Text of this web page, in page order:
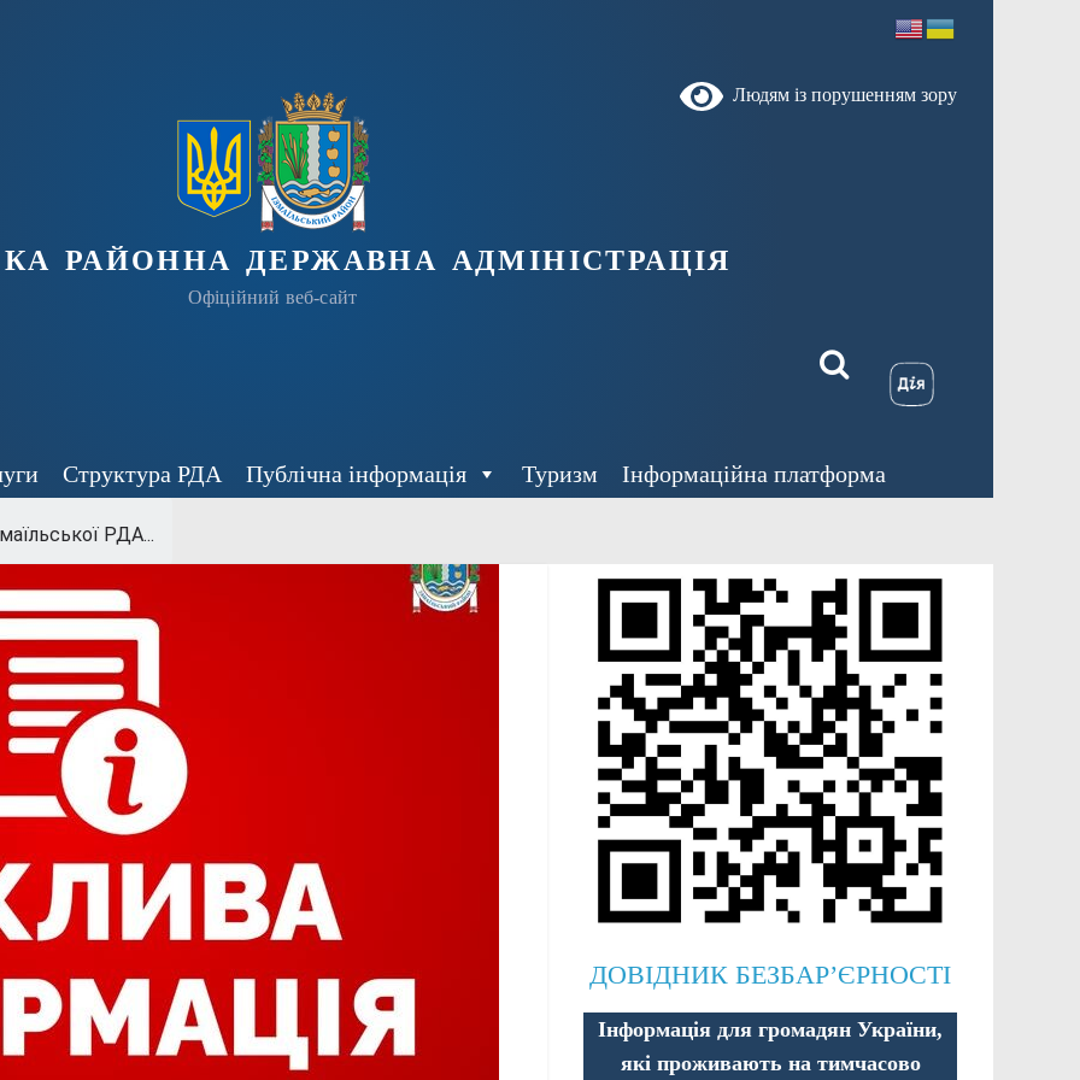
Людям із порушенням зору
районна державна адміністрація
Офіційний веб-сайт
Структура РДА Публічна інформація Туризм Інформаційна платформа
РДА...
ДОВІДНИК БЕЗБАР’ЄРНОСТІ
Інформація для громадян України,
які проживають на тимчасово